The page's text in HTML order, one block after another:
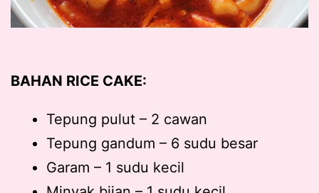
BAHAN RICE CAKE:
Tepung pulut – 2 cawan
Tepung gandum – 6 sudu besar
Garam – 1 sudu kecil